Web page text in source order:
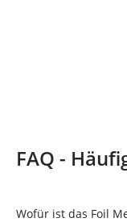
FAQ -
Wofür ist das Foil